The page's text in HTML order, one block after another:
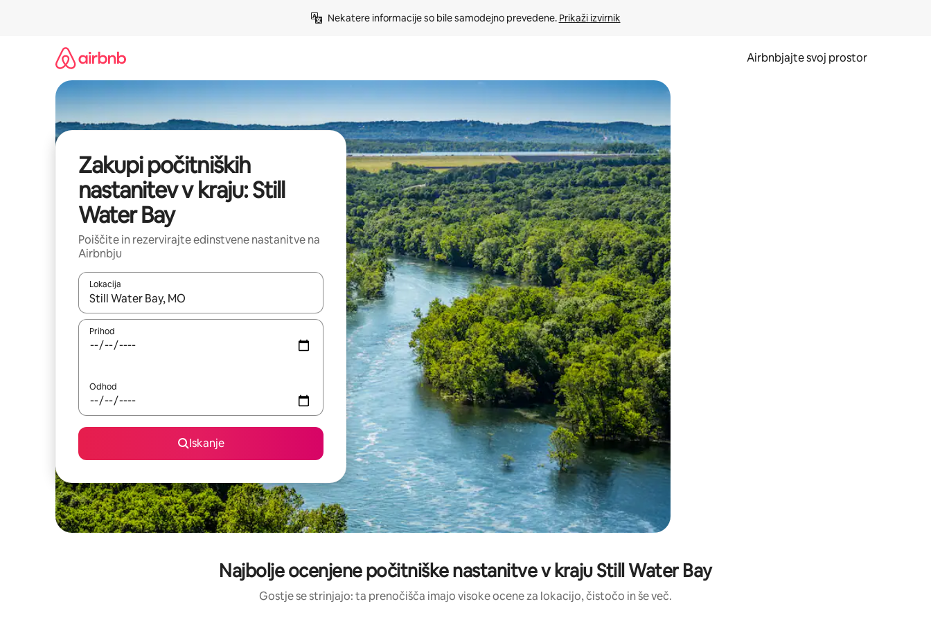
Nekatere informacije so bile samodejno prevedene. Prikaži izvirnik
Airbnbjajte svoj prostor
Zakupi počitniških
nastanitev v kraju: Still
Water Bay
Poiščite in rezervirajte edinstvene nastanitve na
Airbnbju
Lokacija
Ko so rezultati na voljo, krmarite s puščičnima tipkama gor in dol ali pa raziskujte z dotikom ali podrsljajem.
Prihod
Odhod
Iskanje
Najbolje ocenjene počitniške nastanitve v kraju Still Water Bay
Gostje se strinjajo: ta prenočišča imajo visoke ocene za lokacijo, čistočo in še več.